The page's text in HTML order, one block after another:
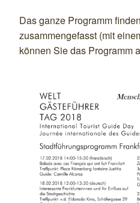
Das ganze Programm
zusammengefasst (mit
können Sie das Programm